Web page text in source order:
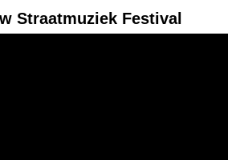
Straatmuziek Festival